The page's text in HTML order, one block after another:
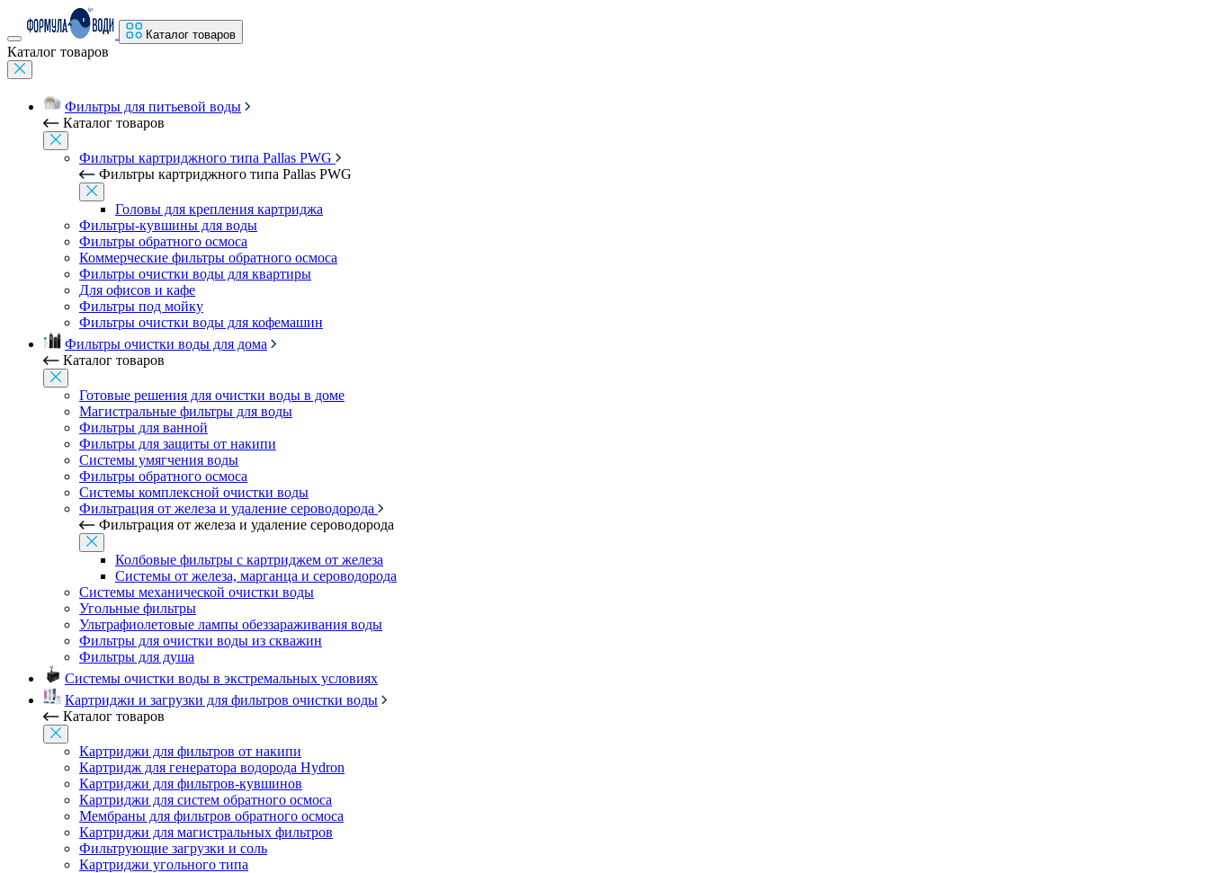
Каталог товаров
Каталог товаров
Фильтры для питьевой воды
Каталог товаров
Фильтры картриджного типа Pallas PWG
Фильтры картриджного типа Pallas PWG
Головы для крепления картриджа
Фильтры-кувшины для воды
Фильтры обратного осмоса
Коммерческие фильтры обратного осмоса
Фильтры очистки воды для квартиры
Для офисов и кафе
Фильтры под мойку
Фильтры очистки воды для кофемашин
Фильтры очистки воды для дома
Каталог товаров
Готовые решения для очистки воды в доме
Магистральные фильтры для воды
Фильтры для ванной
Фильтры для защиты от накипи
Системы умягчения воды
Фильтры обратного осмоса
Системы комплексной очистки воды
Фильтрация от железа и удаление сероводорода
Фильтрация от железа и удаление сероводорода
Колбовые фильтры с картриджем от железа
Системы от железа, марганца и сероводорода
Системы механической очистки воды
Угольные фильтры
Ультрафиолетовые лампы обеззараживания воды
Фильтры для очистки воды из скважин
Фильтры для душа
Системы очистки воды в экстремальных условиях
Картриджи и загрузки для фильтров очистки воды
Каталог товаров
Картриджи для фильтров от накипи
Картридж для генератора водорода Hydron
Картриджи для фильтров-кувшинов
Картриджи для систем обратного осмоса
Мембраны для фильтров обратного осмоса
Картриджи для магистральных фильтров
Фильтрующие загрузки и соль
Картриджи угольного типа